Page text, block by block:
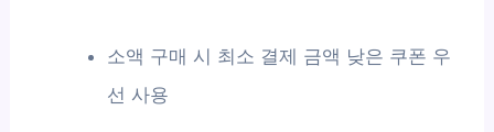
소액 구매 시 최소 결제 금액 낮은 쿠폰 우
선 사용